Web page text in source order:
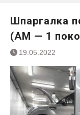
Шпаргалка
(AM — 1
19.05.2022